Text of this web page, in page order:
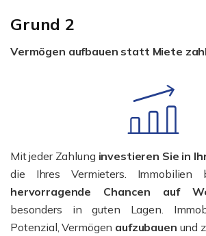
Grund 2
Vermögen aufbauen statt Miete
Mit jeder Zahlung investieren Sie in
die Ihres Vermieters. Immobilien
hervorragende Chancen auf
besonders in guten Lagen.
Potenzial, Vermögen aufzubauen und